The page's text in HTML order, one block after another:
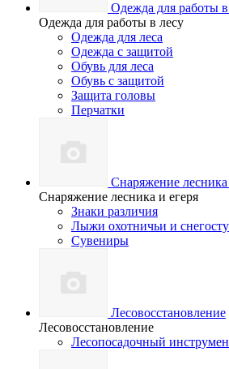
Одежда для работы в
Одежда для работы в лесу
Одежда для леса
Одежда с защитой
Обувь для леса
Обувь с защитой
Защита головы
Перчатки
Снаряжение лесника
Снаряжение лесника и егеря
Знаки различия
Лыжи охотничьи и
Сувениры
Лесовосстановление
Лесовосстановление
Лесопосадочный